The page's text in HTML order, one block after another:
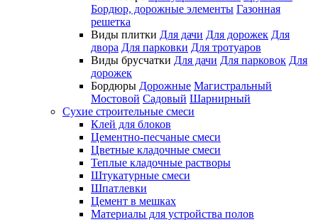
Бордюр, дорожные элементы Газонная
решетка
Виды плитки Для дачи Для дорожек Для
двора Для парковки Для тротуаров
Виды брусчатки Для дачи Для парковок Для
дорожек
Бордюры Дорожные Магистральный
Мостовой Садовый Шарнирный
Сухие строительные смеси
Клей для блоков
Цементно-песчаные смеси
Цветные кладочные смеси
Теплые кладочные растворы
Штукатурные смеси
Шпатлевки
Цемент в мешках
Материалы для устройства полов